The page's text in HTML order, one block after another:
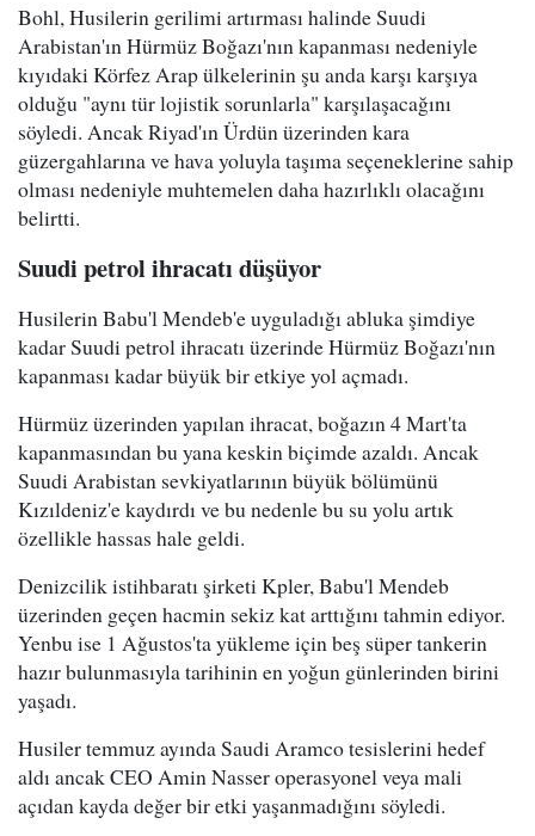
Bohl, Husilerin gerilimi artırması halinde Suudi
Arabistan'ın Hürmüz Boğazı'nın kapanması nedeniyle
kıyıdaki Körfez Arap ülkelerinin şu anda karşı karşıya
olduğu "aynı tür lojistik sorunlarla" karşılaşacağını
söyledi. Ancak Riyad'ın Ürdün üzerinden kara
güzergahlarına ve hava yoluyla taşıma seçeneklerine sahip
olması nedeniyle muhtemelen daha hazırlıklı olacağını
belirtti.
Suudi petrol ihracatı düşüyor
Husilerin Babu'l Mendeb'e uyguladığı abluka şimdiye
kadar Suudi petrol ihracatı üzerinde Hürmüz Boğazı'nın
kapanması kadar büyük bir etkiye yol açmadı.
Hürmüz üzerinden yapılan ihracat, boğazın 4 Mart'ta
kapanmasından bu yana keskin biçimde azaldı. Ancak
Suudi Arabistan sevkiyatlarının büyük bölümünü
Kızıldeniz'e kaydırdı ve bu nedenle bu su yolu artık
özellikle hassas hale geldi.
Denizcilik istihbaratı şirketi Kpler, Babu'l Mendeb
üzerinden geçen hacmin sekiz kat arttığını tahmin ediyor.
Yenbu ise 1 Ağustos'ta yükleme için beş süper tankerin
hazır bulunmasıyla tarihinin en yoğun günlerinden birini
yaşadı.
Husiler temmuz ayında Saudi Aramco tesislerini hedef
aldı ancak CEO Amin Nasser operasyonel veya mali
açıdan kayda değer bir etki yaşanmadığını söyledi.